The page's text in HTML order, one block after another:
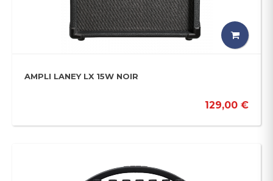
AMPLI LANEY LX 15W NOIR
129,00 €